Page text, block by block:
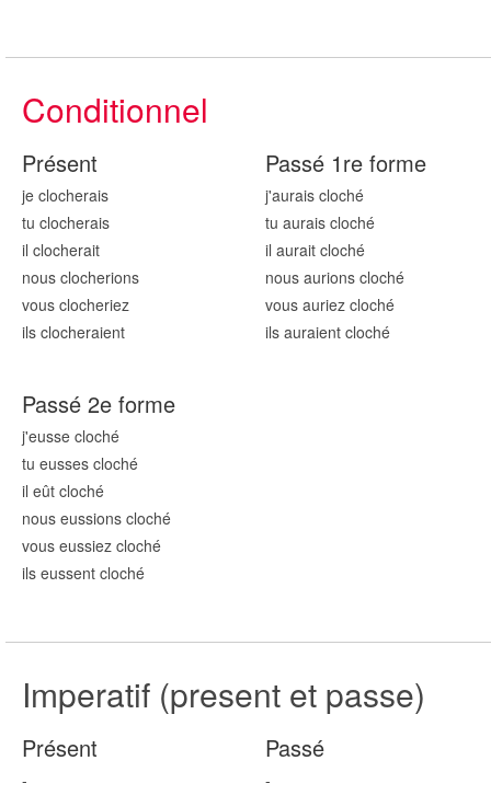
Conditionnel
Présent
je clocherais
tu clocherais
il clocherait
nous clocherions
vous clocheriez
ils clocheraient
Passé 1re forme
j'aurais cloché
tu aurais cloché
il aurait cloché
nous aurions cloché
vous auriez cloché
ils auraient cloché
Passé 2e forme
j'eusse cloché
tu eusses cloché
il eût cloché
nous eussions cloché
vous eussiez cloché
ils eussent cloché
Imperatif (present et passe)
Présent
-
Passé
-